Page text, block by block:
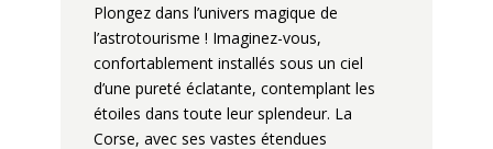
Plongez dans l’univers magique de
l’astrotourisme ! Imaginez-vous,
confortablement installés sous un ciel
d’une pureté éclatante, contemplant les
étoiles dans toute leur splendeur. La
Corse, avec ses vastes étendues